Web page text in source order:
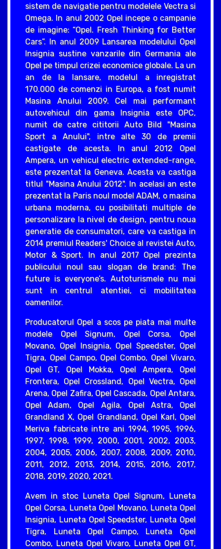
sistem de navigatie pentru modelele Vectra si
Omega. In anul 2002 Opel incepe o campanie
de imagine: “Opel. Fresh Thinking for Better
Cars”. In anul 2009 Lansarea modelului Opel
Insignia sustine vanzarile din Germania ale
Opel pe timpul crizei economice globale. La un
an de la lansare, modelul a inregistrat
170.000 de comenzi in Europa, a fost numit
Masina Anului 2009. Cel mai performant
autovehicul din gama Insignia este OPC,
numit de catre cititorii Auto Bild "Masina
Sport a Anului", intre alte 30 de premii
castigate de acesta. In anul 2012 Opel
Ampera, un vehicul electric extended-range,
este prezentat la Geneva. Acesta va castiga
titlul "Masina Anului 2012". In acelasi an este
prezentat la Paris noul model ADAM, o masina
urbana moderna, cu posibilitati multiple de
personalizare la nivel de design, pentru noua
generatie de consumatori, care va castiga in
2014 premiul Readers' Choice al revistei Auto,
Motor & Sport. In anul 2017 Opel prezinta
publicului noul sau slogan de brand: The
future is everyone’s. Autoturismele nu mai
sunt in centrul atentiei, ci mobilitatea
oamenilor.
Producatorul Opel a scos pe piata mai multe
modele Opel Signum, Opel Corsa, Opel
Movano, Opel Insignia, Opel Speedster, Opel
Tigra, Opel Campo, Opel Combo, Opel Vivaro,
Opel GT, Opel Mokka, Opel Ampera, Opel
Frontera, Opel Crossland, Opel Vectra, Opel
Arena, Opel Zafira, Opel Cascada, Opel Antara,
Opel Adam, Opel Agila, Opel Astra, Opel
Grandland X, Opel Grandland, Opel Karl, Opel
Meriva fabricate intre ani 1994, 1995, 1996,
1997, 1998, 1999, 2000, 2001, 2002, 2003,
2004, 2005, 2006, 2007, 2008, 2009, 2010,
2011, 2012, 2013, 2014, 2015, 2016, 2017,
2018, 2019, 2020, 2021.
Avem in stoc Luneta Opel Signum, Luneta
Opel Corsa, Luneta Opel Movano, Luneta Opel
Insignia, Luneta Opel Speedster, Luneta Opel
Tigra, Luneta Opel Campo, Luneta Opel
Combo, Luneta Opel Vivaro, Luneta Opel GT,